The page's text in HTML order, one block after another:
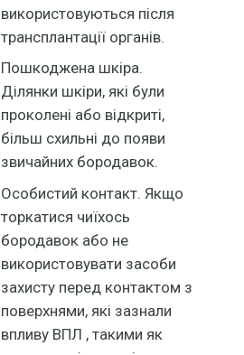
використовуються після
трансплантації органів.
Пошкоджена шкіра.
Ділянки шкіри, які були
проколені або відкриті,
більш схильні до появи
звичайних бородавок.
Особистий контакт. Якщо
торкатися чиїхось
бородавок або не
використовувати засоби
захисту перед контактом з
поверхнями, які зазнали
впливу ВПЛ , такими як